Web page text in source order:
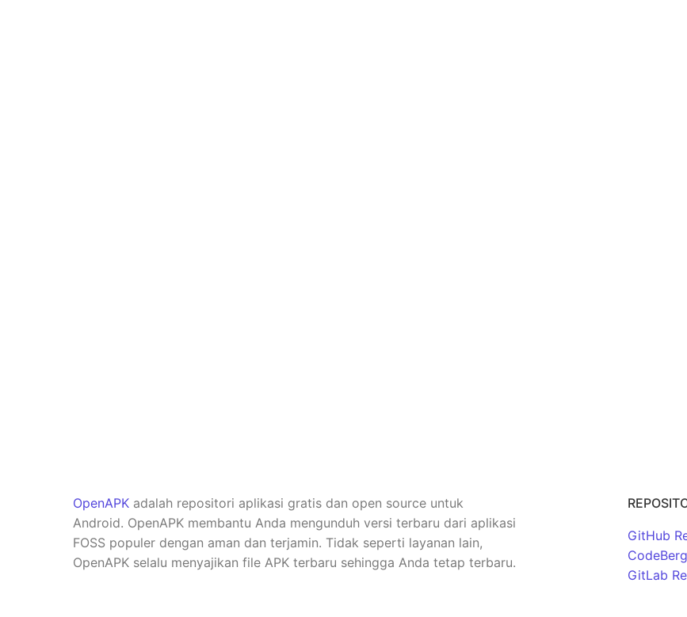
OpenAPK adalah repositori aplikasi gratis dan open source untuk
Android. OpenAPK membantu Anda mengunduh versi terbaru dari aplikasi
FOSS populer dengan aman dan terjamin. Tidak seperti layanan lain,
OpenAPK selalu menyajikan file APK terbaru sehingga Anda tetap terbaru.
GitHub
GitLab